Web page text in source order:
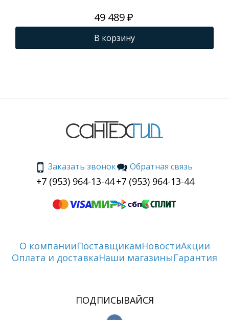
49 489 ₽
В корзину
Заказать звонок
+7 (953) 964-13-44
Обратная связь
+7 (953) 964-13-44
О компанииПоставщикамНовостиАкции
Оплата и доставкаНаши магазиныГарантия
ПОДПИСЫВАЙСЯ